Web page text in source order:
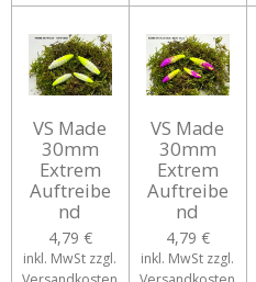
VS Made
30mm
Extrem
Auftreibe
nd
4,79 €
inkl. MwSt zzgl.
VS Made
30mm
Extrem
Auftreibe
nd
4,79 €
inkl. MwSt zzgl.